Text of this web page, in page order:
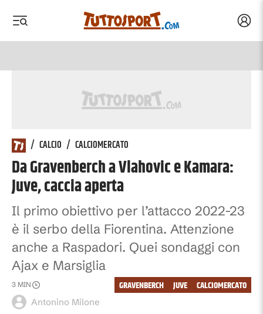
/ CALCIO / CALCIOMERCATO
Da Gravenberch a Vlahovic e Kamara:
Juve, caccia aperta
Il primo obiettivo per l’attacco 2022-23
è il serbo della Fiorentina. Attenzione
anche a Raspadori. Quei sondaggi con
Ajax e Marsiglia
Antonino Milone
3 MIN CALCIOMERCATO
JUVE
GRAVENBERCH